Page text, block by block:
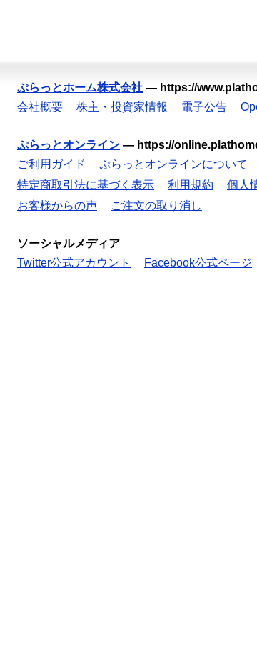
ぷらっとホーム株式会社 — https://
会社概要
株主・投資家情報 電子公告
ぷらっとオンライン — https://
ご利用ガイド
ぷらっとオンラインについて
特定商取引法に基づく表示
利用規約 個人
お客様からの声
ご注文の取り消し
ソーシャルメディア
Twitter公式アカウント
Facebook公式ページ